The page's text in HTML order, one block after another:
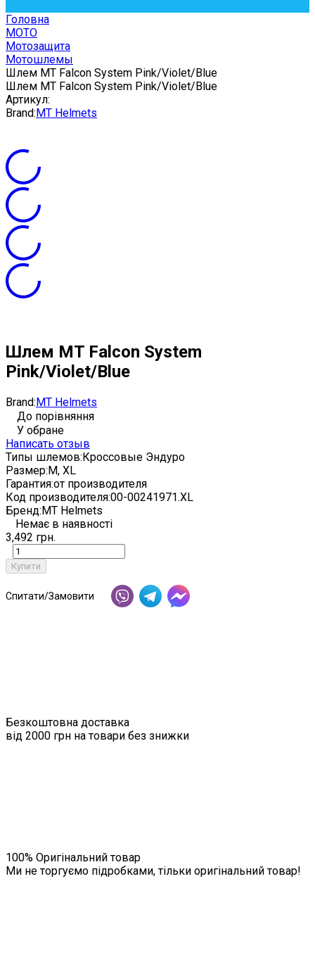
Головна
МОТО
Мотозащита
Мотошлемы
Шлем MT Falcon System Pink/Violet/Blue
Шлем MT Falcon System Pink/Violet/Blue
Артикул:
Brand:MT Helmets
Шлем MT Falcon System
Pink/Violet/Blue
Brand:MT Helmets
До порівняння
У обране
Написать отзыв
Типы шлемов:Кроссовые Эндуро
Размер:M, XL
Гарантия:от производителя
Код производителя:00-00241971.XL
Бренд:MT Helmets
Немає в наявності
3,492 грн.
Купити
Спитати/Замовити
Безкоштовна доставка
від 2000 грн на товари без знижки
100% Оригінальний товар
Ми не торгуємо підробками, тільки оригінальний товар!